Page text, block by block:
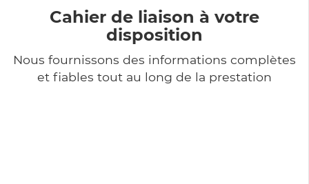
Cahier de liaison à votre
disposition
Nous fournissons des informations complètes
et fiables tout au long de la prestation